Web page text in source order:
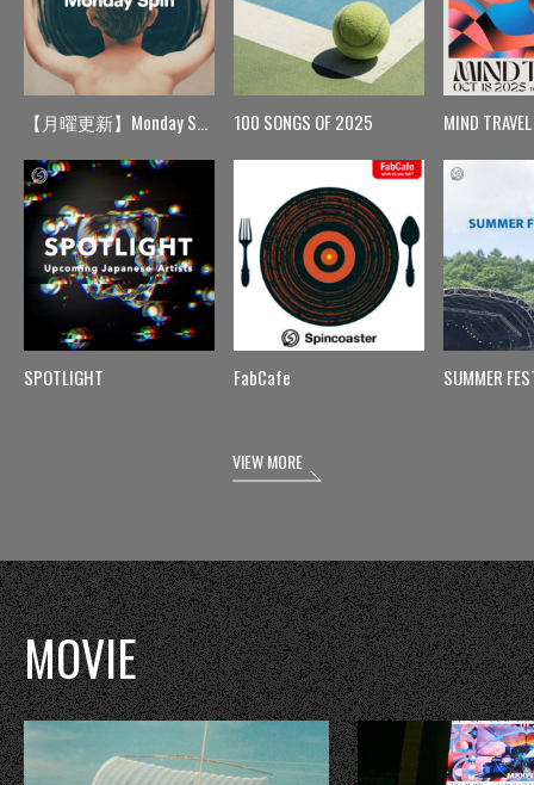
【月曜更新】Monday Spin
SPOTLIGHT
100 SONGS OF 2025
FabCafe
MIND TRAVEL
SUMMER
VIEW MORE
MOVIE